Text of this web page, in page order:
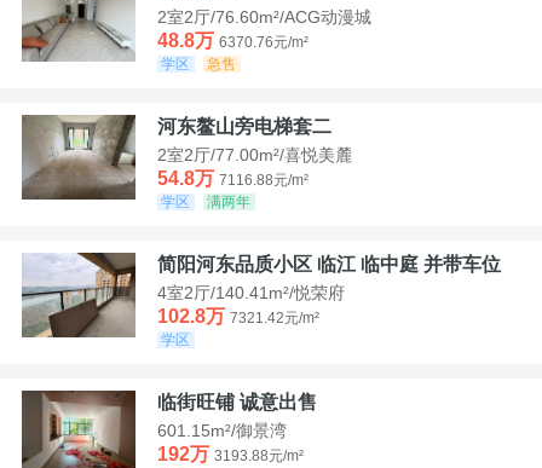
2室2厅/76.60m²/ACG动漫城
48.8万 6370.76元/m²
学区
急售
河东鳌山旁电梯套二
2室2厅/77.00m²/喜悦美麓
54.8万 7116.88元/m²
学区
满两年
简阳河东品质小区 临江 临中庭 并带车位
4室2厅/140.41m²/悦荣府
102.8万 7321.42元/m²
学区
临街旺铺 诚意出售
601.15m²/御景湾
192万 3193.88元/m²